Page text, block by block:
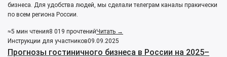
бизнеса. Для удобства людей, мы сделали телеграм каналы пракически
по всем региона России.
≈5 мин чтения8 019 прочтенийЧитать →
Инструкции для участников09.09.2025
Прогнозы гостиничного бизнеса в России на 2025–